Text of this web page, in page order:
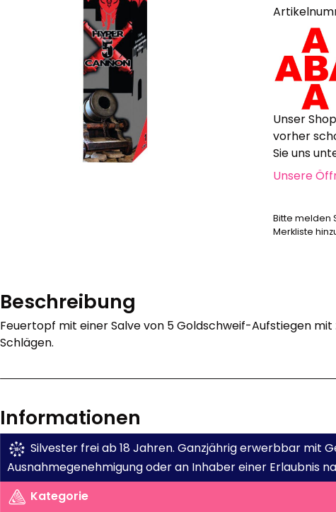
Hochzeit, Geburtstag, Party
Alle anzeigen
Feuerschriften
Indoor-Fontänen
Herz- und Konfetti-Shooter
Wunderkerzen, Fackeln
Tischfeuerwerk
Silvestergießen
Unser
vorher
Sie uns
Unsere
Bitte melden
Merkliste
Beschreibung
Feuertopf mit einer Salve von 5 Goldschweif-Aufstiegen
Schlägen.
Informationen
Silvester frei ab 18 Jahren. Ganzjährig erwerbbar mit
Ausnahmegenehmigung oder an Inhaber einer Erlaubnis
Kategorie